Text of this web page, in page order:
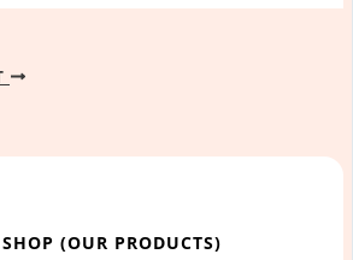
(OUR PRODUCTS)